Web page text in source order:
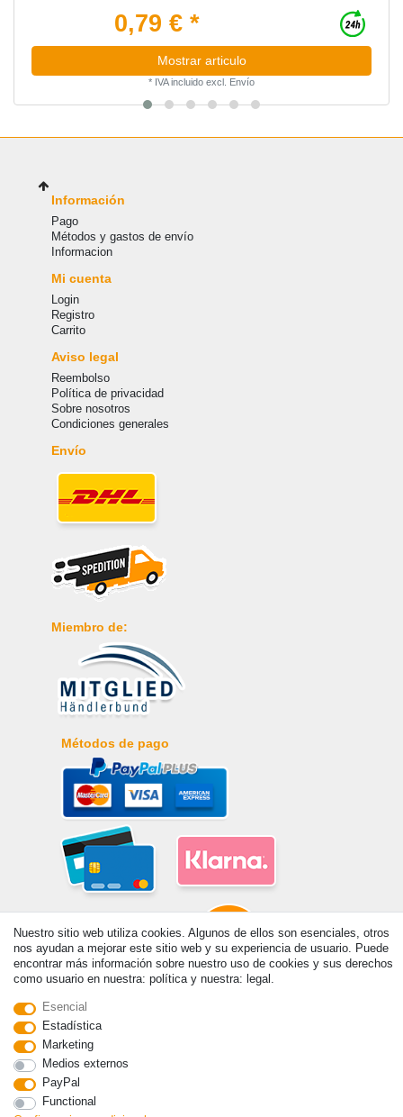
0,79 € *
Mostrar articulo
* IVA incluido excl. Envío
Información
Pago
Métodos y gastos de envío
Informacion
Mi cuenta
Login
Registro
Carrito
Aviso legal
Reembolso
Política de privacidad
Sobre nosotros
Condiciones generales
Envío
Miembro de:
Métodos de pago
© Copyright 2026 | Todos los derechos reservados. - Prix de base voir
Nuestro sitio web utiliza cookies. Algunos de ellos son esenciales, otros
nos ayudan a mejorar este sitio web y su experiencia de usuario. Puede
encontrar más información sobre nuestro uso de cookies y sus derechos
como usuario en nuestra: política y nuestra: legal.
Esencial
Estadística
Marketing
Medios externos
PayPal
Functional
Withdraw from contract here